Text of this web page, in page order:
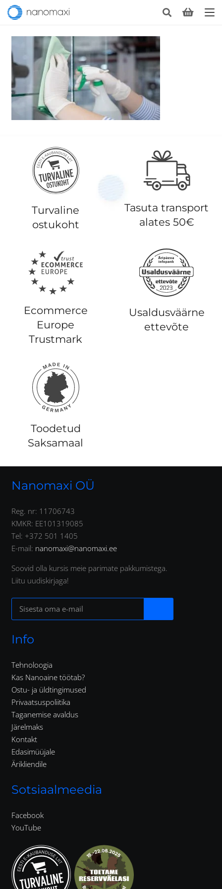
Turvaline
ostukoht
Tasuta transport
alates 50€
Ecommerce
Europe
Trustmark
Usaldusväärne
ettevõte
Toodetud
Saksamaal
Nanomaxi OÜ
Reg. nr: 11706743
KMKR: EE101319085
Tel: +372 501 1405
E-mail: nanomaxi@nanomaxi.ee
Soovid olla kursis meie parimate pakkumistega.
Liitu uudiskirjaga!
Info
Tehnoloogia
Kas Nanoaine töötab?
Ostu- ja üldtingimused
Privaatsuspoliitika
Taganemise avaldus
Järelmaks
Kontakt
Edasimüüjale
Ärikliendile
Sotsiaalmeedia
Facebook
YouTube